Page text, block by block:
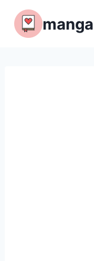
Перейти
содержимому